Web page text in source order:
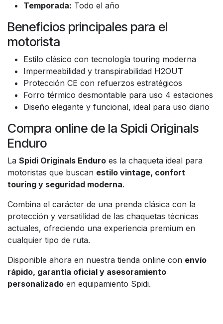
Temporada: Todo el año
Beneficios principales para el
motorista
Estilo clásico con tecnología touring moderna
Impermeabilidad y transpirabilidad H2OUT
Protección CE con refuerzos estratégicos
Forro térmico desmontable para uso 4 estaciones
Diseño elegante y funcional, ideal para uso diario
Compra online de la Spidi Originals
Enduro
La Spidi Originals Enduro es la chaqueta ideal para
motoristas que buscan estilo vintage, confort
touring y seguridad moderna.
Combina el carácter de una prenda clásica con la
protección y versatilidad de las chaquetas técnicas
actuales, ofreciendo una experiencia premium en
cualquier tipo de ruta.
Disponible ahora en nuestra tienda online con envío
rápido, garantía oficial y asesoramiento
personalizado en equipamiento Spidi.